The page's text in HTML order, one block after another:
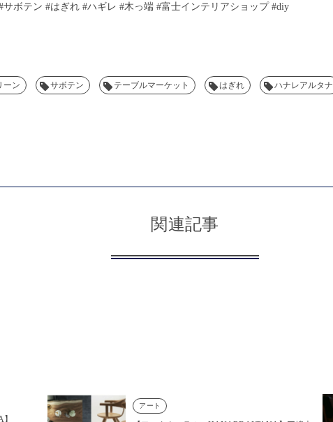
ボテン #はぎれ #ハギレ #木っ端 #富士インテリアショップ #diy
ーン サボテン テーブルマーケット はぎれ ハナレアルタナ
関連記事
アート